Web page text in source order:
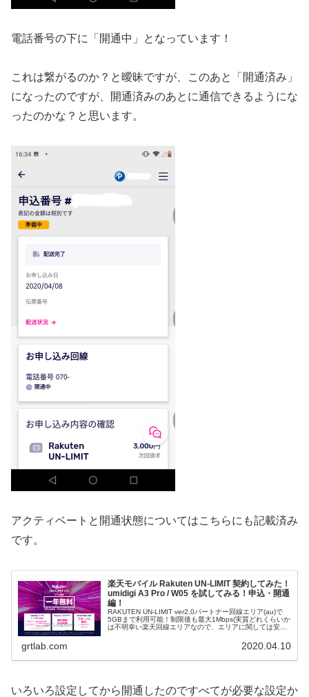
電話番号の下に「開通中」となっています！
これは繋がるのか？と曖昧ですが、このあと「開通済み」
になったのですが、開通済みのあとに通信できるようにな
ったのかな？と思います。
アクティベートと開通状態についてはこちらにも記載済み
です。
楽天モバイル Rakuten UN-LIMIT 契約してみた！
umidigi A3 Pro / W05 を試してみる！申込・開通
編！
RAKUTEN UN-LIMIT ver2.0パートナー回線エリア(au)で
5GBまで利用可能！制限後も最大1Mbps(実質どれくらいか
は不明幸い楽天回線エリアなので、エリアに関しては安心
grtlab.com 2020.04.10
いろいろ設定してから開通したのですべてが必要な設定か